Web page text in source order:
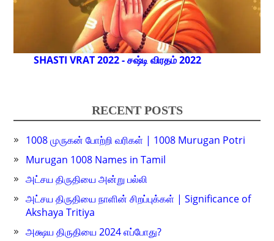
SHASTI VRAT 2022 - சஷ்டி விரதம் 2022
RECENT POSTS
1008 முருகன் போற்றி வரிகள் | 1008 Murugan Potri
Murugan 1008 Names in Tamil
அட்சய திருதியை அன்று பல்லி
அட்சய திருதியை நாளின் சிறப்புக்கள் | Significance of
Akshaya Tritiya
அக்ஷய திருதியை 2024 எப்போது?